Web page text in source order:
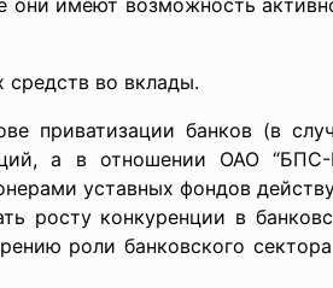
они имеют возможность
средств во вклады.
приватизации банков (в
а в отношении ОАО
уставных фондов
росту конкуренции в
роли банковского